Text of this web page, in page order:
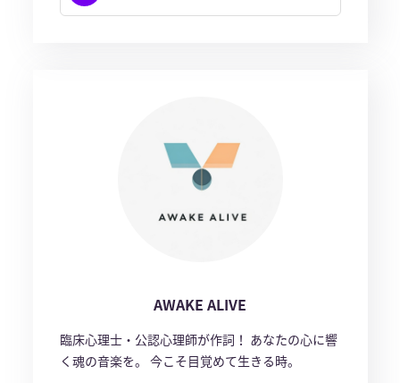
AWAKE ALIVE
臨床心理士・公認心理師が作詞！ あなたの心に響
く魂の音楽を。 今こそ目覚めて生きる時。